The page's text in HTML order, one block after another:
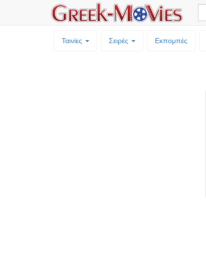
Ταινίες Σειρές Εκπομπές